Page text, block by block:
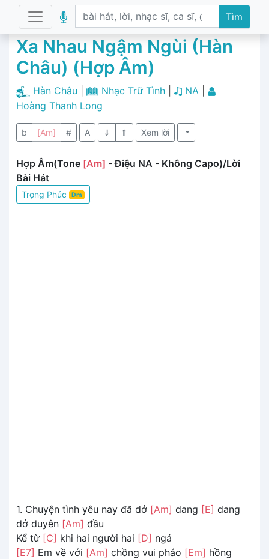
Tìm
Xa Nhau Ngậm Ngùi (Hàn
Châu) (Hợp Âm)
Hàn Châu Nhạc Trữ Tình| NA
Hoàng Thanh Long
b [Am] # A ⇓ ⇑ Xem lời
Hợp Âm(Tone [Am] - Điệu NA - Không Capo)/Lời
Bài Hát
Trọng Phúc Dm
1. Chuyện tình yêu nay đã dở [Am] dang [E] dang
dở duyên [Am] đầu
Kể từ [C] khi hai người hai [D] ngả
[E7] Em về với [Am] chồng vui pháo [Em] hồng